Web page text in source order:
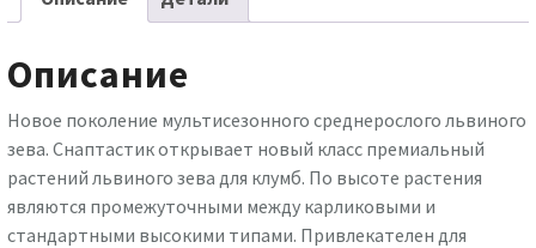
Описание
Новое поколение мультисезонного среднерослого львиного
зева. Снаптастик открывает новый класс премиальный
растений львиного зева для клумб. По высоте растения
являются промежуточными между карликовыми и
стандартными высокими типами. Привлекателен для